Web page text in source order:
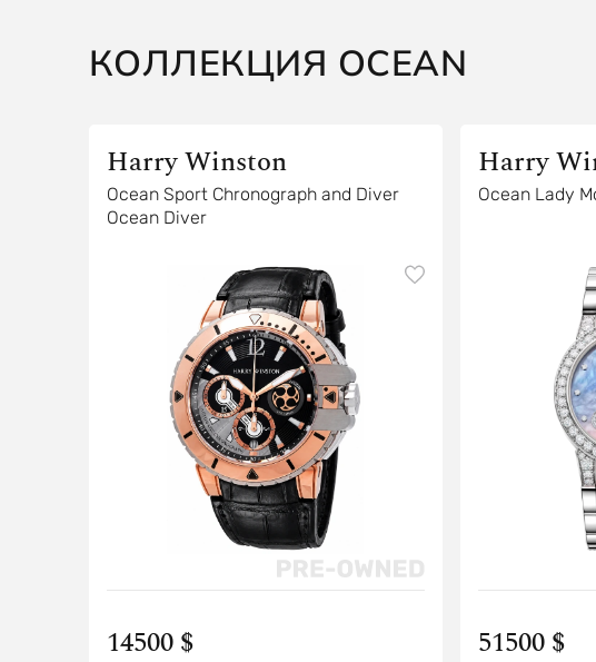
КОЛЛЕКЦИЯ OCEAN
Harry Winston
Ocean Sport Chronograph and Diver
Ocean Diver
14500 $
Harry
Ocean Lady
51500 $